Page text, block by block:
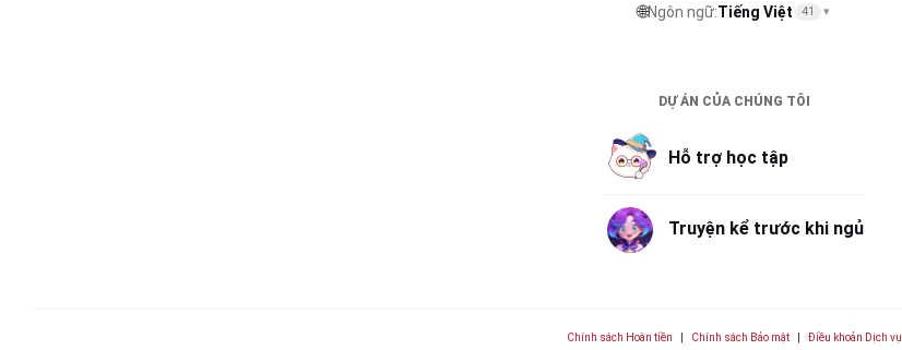
🌐Ngôn ngữ:Tiếng Việt 41 ▾
DỰ ÁN CỦA CHÚNG TÔI
Hỗ trợ học tập
Truyện kể trước khi ngủ
Chính sách Hoàn tiền Chính sách Bảo mật Điều khoản Dịch vụ